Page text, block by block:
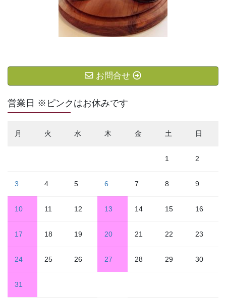
お問合せ
営業日 ※ピンクはお休みです
月 火 水 木 金 土 日
1 2
3 4 5 6 7 8 9
10 11 12 13 14 15 16
17 18 19 20 21 22 23
24 25 26 27 28 29 30
31